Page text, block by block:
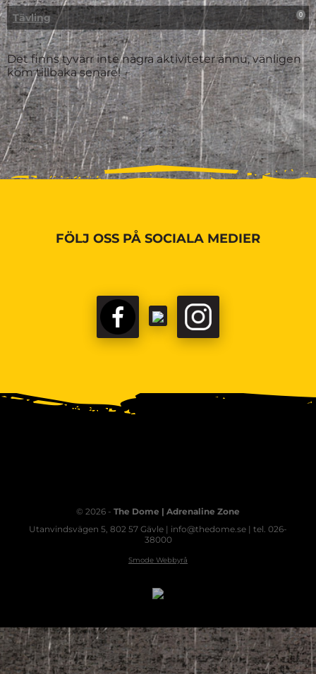
Tävling 0
Det finns tyvärr inte några aktiviteter ännu, vänligen
kom tillbaka senare!
FÖLJ OSS PÅ SOCIALA MEDIER
© 2026 - The Dome | Adrenaline Zone
Utanvindsvägen 5, 802 57 Gävle | info@thedome.se | tel. 026-
38000
Smode Webbyrå